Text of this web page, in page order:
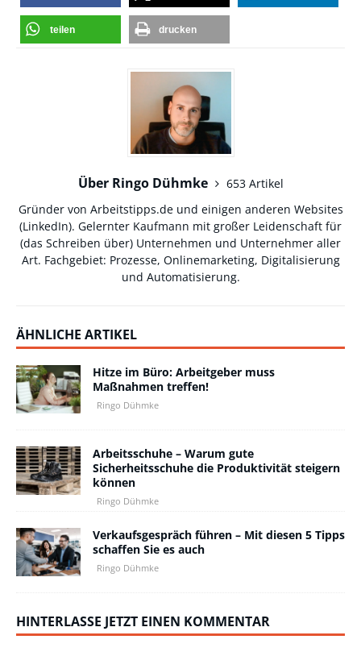
teilen drucken
Über Ringo Dühmke
653 Artikel
Gründer von Arbeitstipps.de und einigen anderen Websites
(LinkedIn). Gelernter Kaufmann mit großer Leidenschaft für
(das Schreiben über) Unternehmen und Unternehmer aller
Art. Fachgebiet: Prozesse, Onlinemarketing, Digitalisierung
und Automatisierung.
ÄHNLICHE ARTIKEL
Hitze im Büro: Arbeitgeber muss
Maßnahmen treffen!
Ringo Dühmke
Arbeitsschuhe – Warum gute
Sicherheitsschuhe die Produktivität steigern
können
Ringo Dühmke
Verkaufsgespräch führen – Mit diesen 5 Tipps
schaffen Sie es auch
Ringo Dühmke
HINTERLASSE JETZT EINEN KOMMENTAR